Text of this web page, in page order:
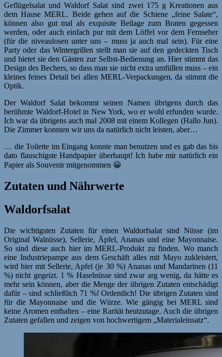
Geflügelsalat und Waldorf Salat sind zwei 175 g Kreationen aus
dem Hause MERL. Beide gehen auf die Schiene „feine Salate“,
können also gut mal als exquisite Beilage zum Braten gegessen
werden, oder auch einfach pur mit dem Löffel vor dem Fernseher
(für die niveaulosen unter uns – muss ja auch mal sein). Für eine
Party oder das Wintergrillen stellt man sie auf den gedeckten Tisch
und bietet sie den Gästen zur Selbst-Bedienung an. Hier stimmt das
Design des Bechers, so dass man sie nicht extra umfüllen muss – ein
kleines feines Detail bei allen MERL-Verpackungen, da stimmt die
Optik.
Der Waldorf Salat bekommt seinen Namen übrigens durch das
berühmte Waldorf-Hotel in New York, wo er wohl erfunden wurde.
Ich war da übrigens auch mal 2008 mit einem Kollegen (Hallo Jun).
Die Zimmer konnten wir uns da natürlich nicht leisten, aber…
… die Toilette im Eingang konnte man benutzen und es gab das bis
dato flauschigste Handpapier überhaupt! Ich habe mir natürlich ein
Papier als Souvenir mitgenommen 😀
Zutaten und Nährwerte
Waldorfsalat
Die wichtigsten Zutaten für einen Waldorfsalat sind Nüsse (im
Original Walnüsse), Sellerie, Äpfel, Ananas und eine Mayonnaise.
So sind diese auch hier im MERL-Produkt zu finden. Wo manch
eine Industriepampe aus dem Geschäft alles mit Mayo zukleistert,
wird hier mit Sellerie, Apfel (je 30 %) Ananas und Mandarinen (11
%) nicht gegeizt. 1 % Haselnüsse sind zwar arg wenig, da hätte es
mehr sein können, aber die Menge der übrigen Zutaten entschädigt
dafür – sind schließlich 71 %! Ordentlich! Die übrigen Zutaten sind
für die Mayonnaise und die Würze. Wie gängig bei MERL sind
keine Aromen enthalten – eine Rarität heutzutage. Auch die übrigen
Zutaten gefallen und zeigen von hochwertigem „Materialeinsatz“.